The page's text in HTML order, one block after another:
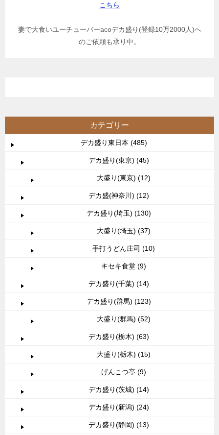
こちら
妻で大食いユーチューバーacoデカ盛り(登録10万2000人)へ
のご依頼も承り中。
カテゴリー
デカ盛り東日本 (485)
デカ盛り(東京) (45)
大盛り(東京) (12)
デカ盛(神奈川) (12)
デカ盛り(埼玉) (130)
大盛り(埼玉) (37)
手打うどん庄司 (10)
キセキ食堂 (9)
デカ盛り(千葉) (14)
デカ盛り(群馬) (123)
大盛り(群馬) (52)
デカ盛り(栃木) (63)
大盛り(栃木) (15)
げんこつ亭 (9)
デカ盛り(茨城) (14)
デカ盛り(新潟) (24)
デカ盛り(静岡) (13)